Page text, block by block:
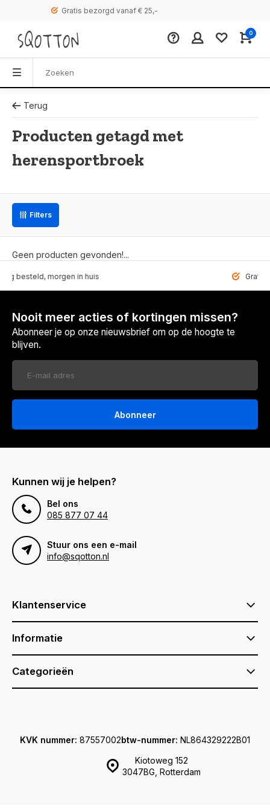
Gratis bezorgd vanaf € 25,-
0
Terug
Producten getagd met
herensportbroek
Filters
Geen producten gevonden!...
morgen in huis Gratis
Nooit meer acties of kortingen missen?
Abonneer je op onze nieuwsbrief om op de hoogte te
blijven.
Abonneer
Kunnen wij je helpen?
Bel ons
085 877 07 44
Stuur ons een e-mail
info@sqotton.nl
Klantenservice
Informatie
Categorieën
Kiotoweg 152
3047BG, Rotterdam
KVK nummer: 87557002btw-nummer: NL864329222B01